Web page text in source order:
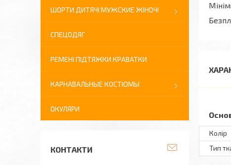
Колір
Тип
ШОРТИ ДИТЯЧІ МУЖСКИЕ ЖІНОЧІ
СПЕЦОДЯГ
РЕМЕНІ ПІДТЯЖКИ КРАВАТКИ
КАРНАВАЛЬНЫЕ КОСТЮМЫ
ОКУЛЯРИ
КОНТАКТИ